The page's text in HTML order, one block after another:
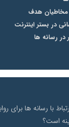
مخاطیان هدف
در بستر اینترنت
رسانه ها
با رسانه ها برای
است؟